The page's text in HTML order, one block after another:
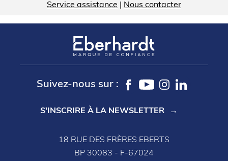
Service assistance Nous contacter
Suivez-nous sur :
S'INSCRIRE À LA NEWSLETTER
18 RUE DES FRÈRES EBERTS
BP 30083 - F-67024